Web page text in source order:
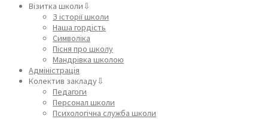
Візитка школи⇩
З історії школи
Наша гордість
Символіка
Пісня про школу
Мандрівка школою
Адміністрація
Колектив закладу⇩
Педагоги
Персонал школи
Психологічна служба школи